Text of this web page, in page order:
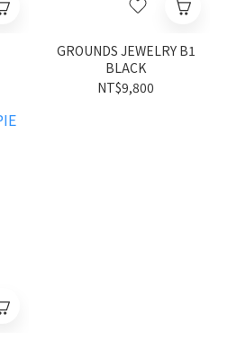
GROUNDS JEWELRY B1
BLACK
NT$9,800